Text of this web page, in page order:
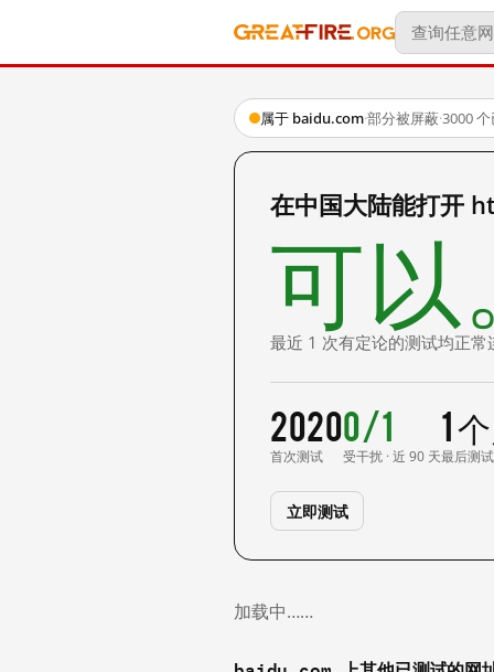
属于 baidu.com·部分被屏蔽·3000
在中国大陆能打开
可以
最近 1 次有定论的测试均正常
2020
首次测试
0/1
受干扰 · 近 90 天
1
最后测试
立即测试
加载中……